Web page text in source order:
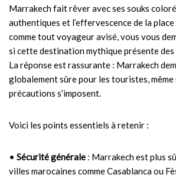
Marrakech fait rêver avec ses souks
authentiques et l’effervescence de la
comme tout voyageur avisé, vous vous
si cette destination mythique présente
La réponse est rassurante : Marrakech
globalement sûre pour les touristes, même
précautions s’imposent.
Voici les points essentiels à retenir :
• Sécurité générale : Marrakech est plus
villes marocaines comme Casablanca ou